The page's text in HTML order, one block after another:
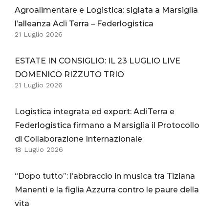
Agroalimentare e Logistica: siglata a Marsiglia
l’alleanza Acli Terra – Federlogistica
21 Luglio 2026
ESTATE IN CONSIGLIO: IL 23 LUGLIO LIVE
DOMENICO RIZZUTO TRIO
21 Luglio 2026
Logistica integrata ed export: AcliTerra e
Federlogistica firmano a Marsiglia il Protocollo
di Collaborazione Internazionale
18 Luglio 2026
“Dopo tutto”: l’abbraccio in musica tra Tiziana
Manenti e la figlia Azzurra contro le paure della
vita